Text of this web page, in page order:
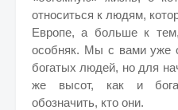
относиться к людям,
Европе, а больше к
особняк. Мы с вами уже
богатых людей, но для
же высот, как и
обозначить, кто они.